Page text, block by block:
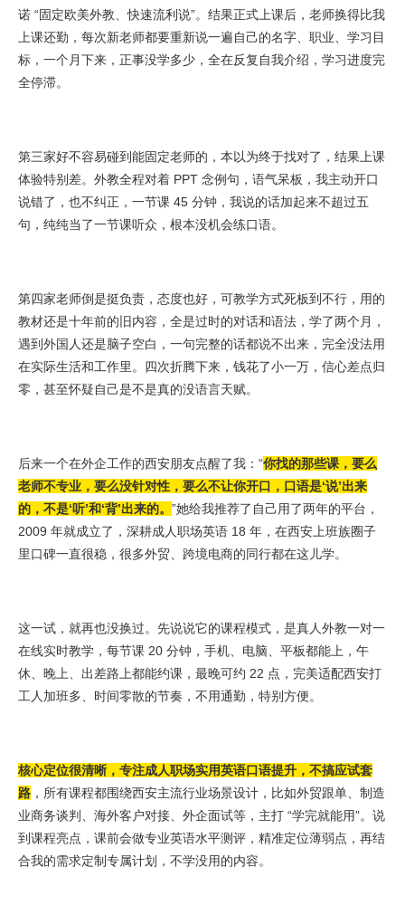
诺 “固定欧美外教、快速流利说”。结果正式上课后，老师换得比我
上课还勤，每次新老师都要重新说一遍自己的名字、职业、学习目
标，一个月下来，正事没学多少，全在反复自我介绍，学习进度完
全停滞。
第三家好不容易碰到能固定老师的，本以为终于找对了，结果上课
体验特别差。外教全程对着 PPT 念例句，语气呆板，我主动开口
说错了，也不纠正，一节课 45 分钟，我说的话加起来不超过五
句，纯纯当了一节课听众，根本没机会练口语。
第四家老师倒是挺负责，态度也好，可教学方式死板到不行，用的
教材还是十年前的旧内容，全是过时的对话和语法，学了两个月，
遇到外国人还是脑子空白，一句完整的话都说不出来，完全没法用
在实际生活和工作里。四次折腾下来，钱花了小一万，信心差点归
零，甚至怀疑自己是不是真的没语言天赋。
后来一个在外企工作的西安朋友点醒了我：“你找的那些课，要么
老师不专业，要么没针对性，要么不让你开口，口语是‘说’出来
的，不是‘听’和‘背’出来的。 ”她给我推荐了自己用了两年的平台，
2009 年就成立了，深耕成人职场英语 18 年，在西安上班族圈子
里口碑一直很稳，很多外贸、跨境电商的同行都在这儿学。
这一试，就再也没换过。先说说它的课程模式，是真人外教一对一
在线实时教学，每节课 20 分钟，手机、电脑、平板都能上，午
休、晚上、出差路上都能约课，最晚可约 22 点，完美适配西安打
工人加班多、时间零散的节奏，不用通勤，特别方便。
核心定位很清晰，专注成人职场实用英语口语提升，不搞应试套
路 ，所有课程都围绕西安主流行业场景设计，比如外贸跟单、制造
业商务谈判、海外客户对接、外企面试等，主打 “学完就能用”。说
到课程亮点，课前会做专业英语水平测评，精准定位薄弱点，再结
合我的需求定制专属计划，不学没用的内容。